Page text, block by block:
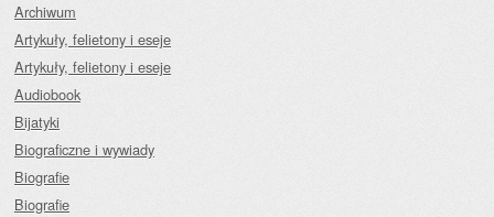
Archiwum
Artykuły, felietony i eseje
Artykuły, felietony i eseje
Audiobook
Bijatyki
Biograficzne i wywiady
Biografie
Biografie